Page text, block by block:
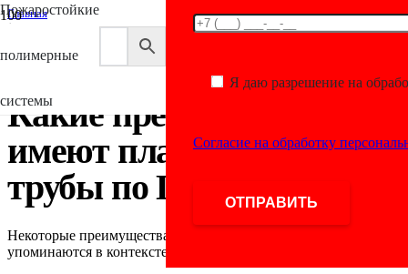
Пожаростойкие
полимерные
системы
Я даю разрешение на
Согласие на обработку
Главная
/
Трубы для пожаротушения
/
Какие преимущества имеют пластиковые трубы по ГОСТам?
Какие преимущества
имеют пластиковые
трубы по ГОСТам?
Некоторые преимущества пластиковых труб, которые
упоминаются в контексте ГОСТов и стандартов: